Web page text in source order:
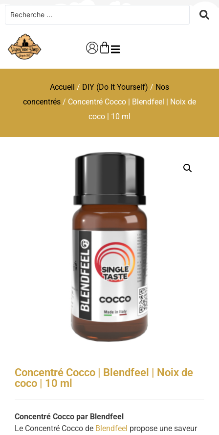
Accueil / DIY (Do It Yourself) / Nos
concentrés / Concentré Cocco | Blendfeel | Noix de
coco | 10 ml
Concentré Cocco | Blendfeel | Noix de
coco | 10 ml
Concentré Cocco par Blendfeel
Le Concentré Cocco de Blendfeel propose une saveur